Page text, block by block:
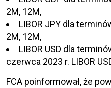
2M, 12M,
LIBOR JPY dla
2M, 12M,
LIBOR USD dla
czerwca 2023 r. LIBOR
FCA poinformował, że